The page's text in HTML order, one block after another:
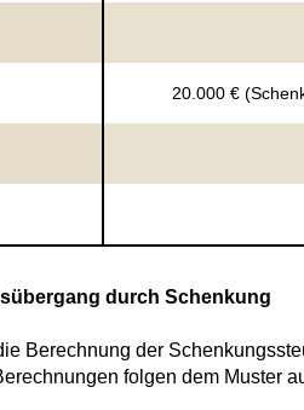
durch Schenkung
Berechnung der
folgen dem Muster
20.000 €